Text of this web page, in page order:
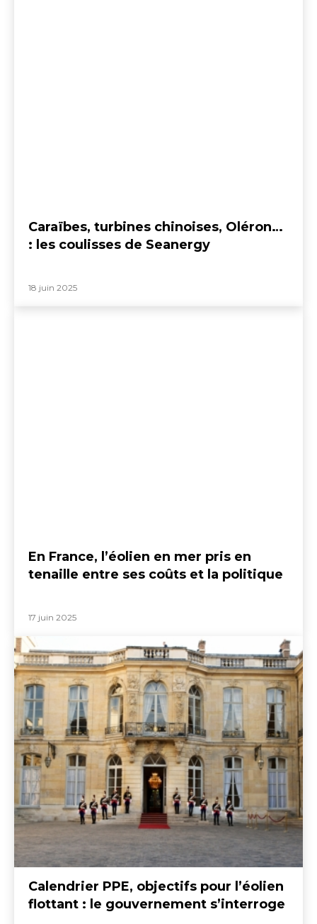
Caraïbes, turbines chinoises, Oléron…
: les coulisses de Seanergy
18 juin 2025
En France, l’éolien en mer pris en
tenaille entre ses coûts et la politique
17 juin 2025
Calendrier PPE, objectifs pour l’éolien
flottant : le gouvernement s’interroge